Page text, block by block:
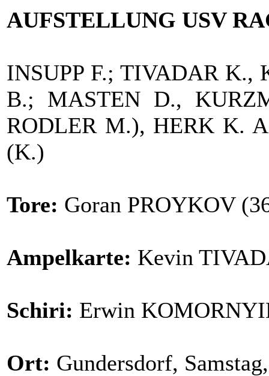
AUFSTELLUNG USV
INSUPP F.; TIVADAR K.,
B.; MASTEN D.,
RODLER M.), HERK K.
(K.)
Tore: Goran PROYKOV
Ampelkarte: Kevin
Schiri: Erwin
Ort: Gundersdorf,